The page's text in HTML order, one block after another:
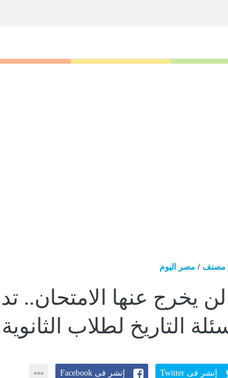
مصنف / مصر اليوم
لن يخرج عنها الامتحان..
التاريخ لطلاب
إنشر فى Twitter إنشر فى Facebook